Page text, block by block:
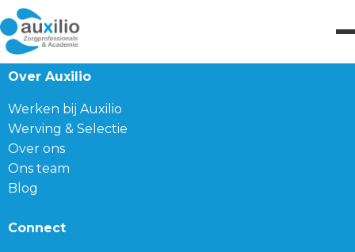
Over Auxilio
Werken bij Auxilio
Werving & Selectie
Over ons
Ons team
Blog
Connect